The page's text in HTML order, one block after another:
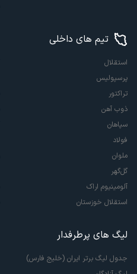
تیم های داخلی
استقلال
پرسپولیس
تراکتور
ذوب آهن
سپاهان
فولاد
ملوان
گل‌گهر
آلومینیوم اراک
استقلال خوزستان
لیگ های پرطرفدار
جدول لیگ برتر ایران (خلیج فارس)